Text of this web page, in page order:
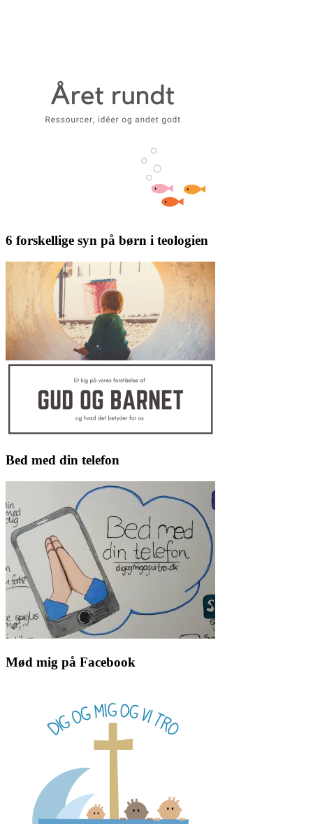
6 forskellige syn på børn i teologien
Bed med din telefon
Mød mig på Facebook